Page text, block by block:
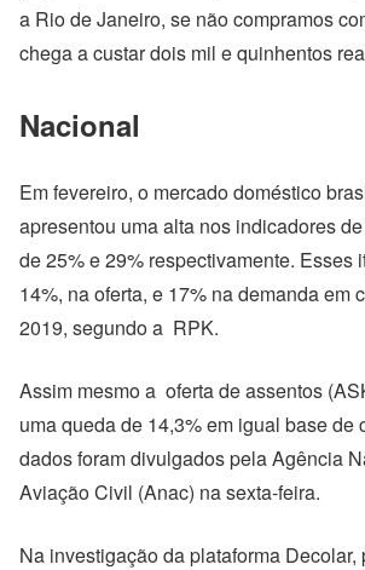
a Rio de Janeiro, se não compramos
chega a custar dois mil e quinhentos
Nacional
Em fevereiro, o mercado doméstico
apresentou uma alta nos indicadores
de 25% e 29% respectivamente. Esses
14%, na oferta, e 17% na demanda em
2019, segundo a RPK.
Assim mesmo a oferta de assentos
uma queda de 14,3% em igual base de
dados foram divulgados pela Agência
Aviação Civil (Anac) na sexta-feira.
Na investigação da plataforma Decolar,